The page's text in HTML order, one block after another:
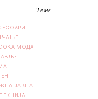
Теме
МОДА
ЈАКНА